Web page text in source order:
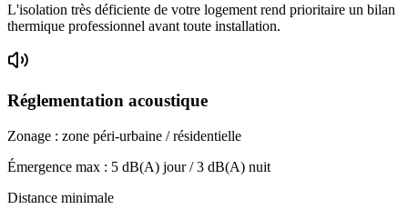
L'isolation très déficiente de votre logement rend prioritaire un bilan
thermique professionnel avant toute installation.
Réglementation acoustique
Zonage : zone péri-urbaine / résidentielle
Émergence max : 5 dB(A) jour /3 dB(A) nuit
Distance minimale